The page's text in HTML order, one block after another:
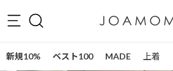
新規10% ベスト100 MADE 上着